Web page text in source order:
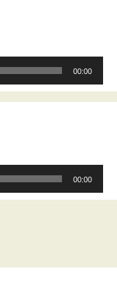
00:00
00:00